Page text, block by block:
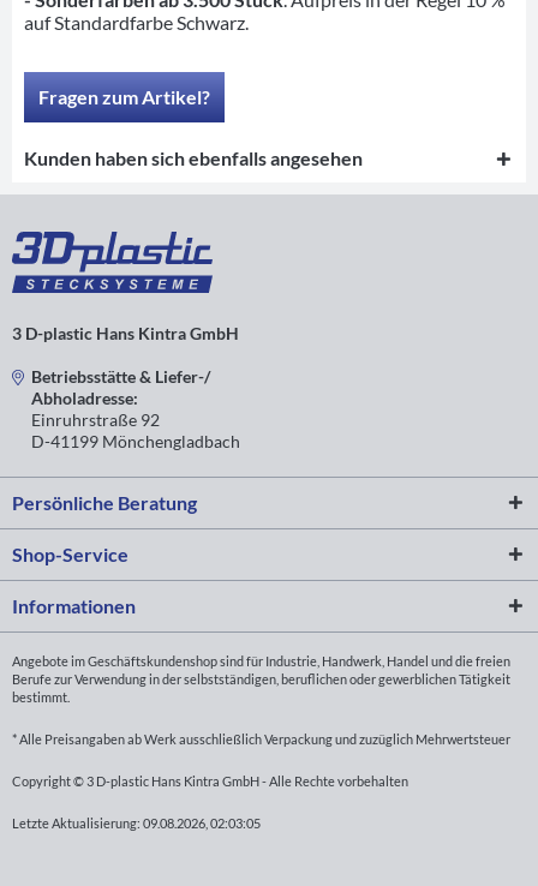
auf Standardfarbe Schwarz.
Fragen zum Artikel?
Kunden haben sich ebenfalls angesehen
3 D-plastic Hans Kintra GmbH
Betriebsstätte & Liefer-/
Abholadresse:
Einruhrstraße 92
D-41199 Mönchengladbach
Persönliche Beratung
Shop-Service
Informationen
Angebote im Geschäftskundenshop sind für Industrie, Handwerk, Handel und die freien
Berufe zur Verwendung in der selbstständigen, beruflichen oder gewerblichen Tätigkeit
bestimmt.
* Alle Preisangaben ab Werk ausschließlich Verpackung und zuzüglich Mehrwertsteuer
Copyright © 3 D-plastic Hans Kintra GmbH - Alle Rechte vorbehalten
Letzte Aktualisierung: 09.08.2026, 02:03:05